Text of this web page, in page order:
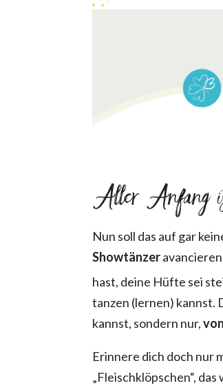
Aller Anfang
Nun soll das auf gar
Showtänzer
hast, deine Hüfte sei
tanzen (lernen) kannst.
kannst, sondern nur,
Erinnere dich doch nur
„Fleischklöpschen“,